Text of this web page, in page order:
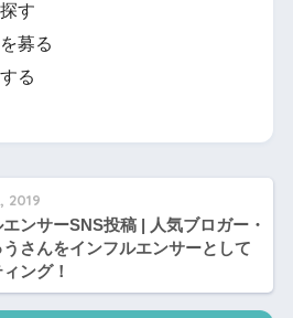
す
募る
る
2019
ンサーSNS投稿 | 人気ブロガー・
さんをインフルエンサーとして
ング！